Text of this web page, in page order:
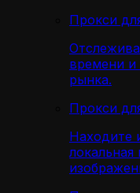
Прокси
времени и
рынка.
Прокси
Находите
локальная